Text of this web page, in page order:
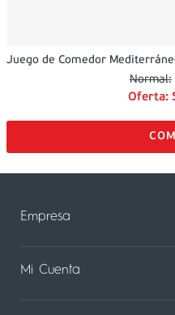
Juego de Comedor
Oferta:
Empresa
Sobre Nosotros
Mi Cuenta